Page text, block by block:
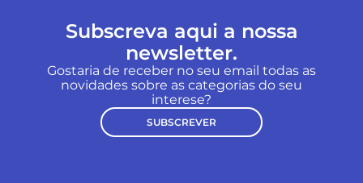
Subscreva aqui a nossa
newsletter.
Gostaria de receber no seu email todas as
novidades sobre as categorias do seu
interese?
SUBSCREVER